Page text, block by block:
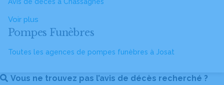
Voir plus
Pompes Funèbres
Toutes les agences de pompes funèbres à Josat
Vous ne trouvez pas l’avis de décès recherché ?